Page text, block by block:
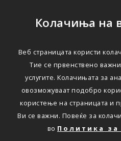
Колачиња на
Веб страницата користи
Тие се првенствено
услугите. Колачињата за
овозможуваат подобро
користење на страницата и
Ви се важни. Повеќе за
во Политика за